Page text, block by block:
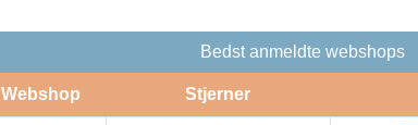
Bedst anmeldte webshops
Webshop Stjerner